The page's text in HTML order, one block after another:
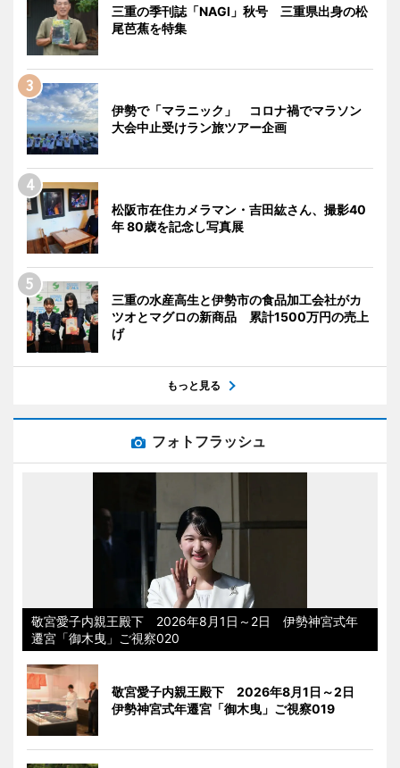
三重の季刊誌「NAGI」秋号 三重県出身の松
尾芭蕉を特集
伊勢で「マラニック」 コロナ禍でマラソン
大会中止受けラン旅ツアー企画
松阪市在住カメラマン・吉田紘さん、撮影40
年 80歳を記念し写真展
三重の水産高生と伊勢市の食品加工会社がカ
ツオとマグロの新商品 累計1500万円の売上
げ
もっと見る
フォトフラッシュ
敬宮愛子内親王殿下 2026年8月1日～2日 伊勢神宮式年
遷宮「御木曳」ご視察020
敬宮愛子内親王殿下 2026年8月1日～2日
伊勢神宮式年遷宮「御木曳」ご視察019